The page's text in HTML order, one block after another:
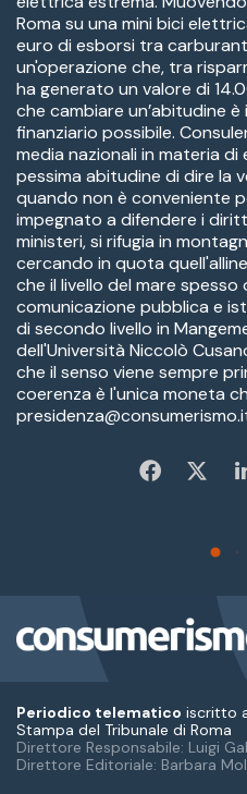
Periodico telematico iscritto
Stampa del Tribunale di Roma
Direttore Responsabile: Luigi
Direttore Editoriale: Barbara